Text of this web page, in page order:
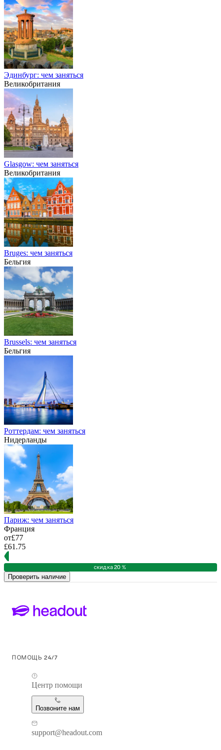
Эдинбург: чем заняться
Великобритания
Glasgow: чем заняться
Великобритания
Bruges: чем заняться
Бельгия
Brussels: чем заняться
Бельгия
Роттердам: чем заняться
Нидерланды
Париж: чем заняться
Франция
от£77
£61.75
скидка 20 %
Проверить наличие
ПОМОЩЬ 24/7
Центр помощи
Позвоните нам
support@headout.com